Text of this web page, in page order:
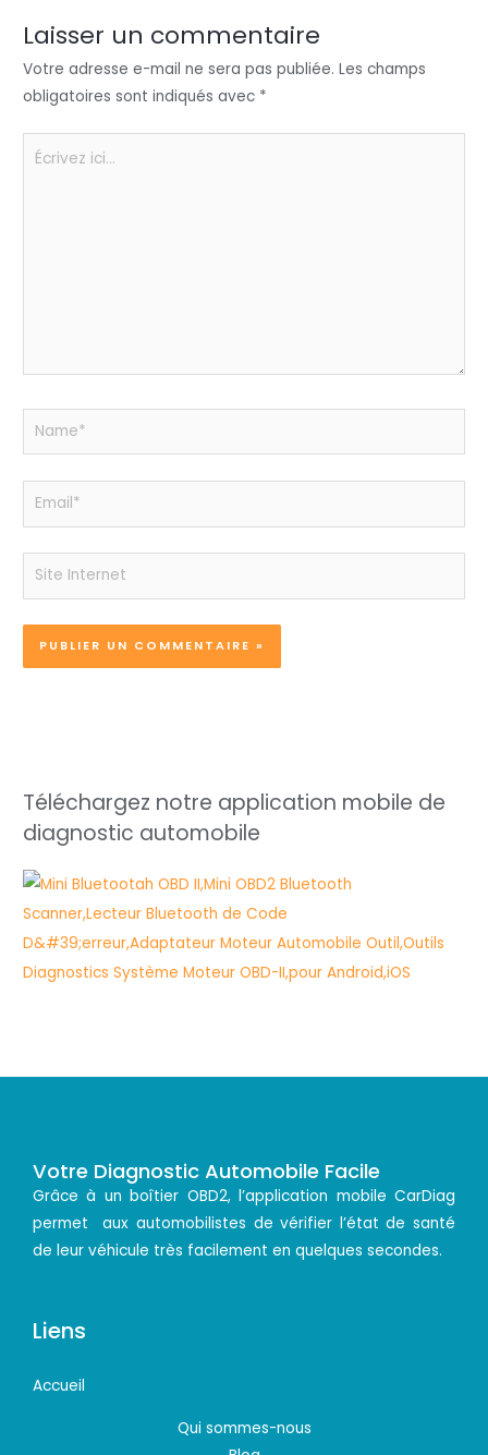
n o
o
k
p
p
er
Laisser un commentaire
Votre adresse e-mail ne sera pas publiée. Les champs
obligatoires sont indiqués avec *
Écrivez
Name*
Email*
Site
Téléchargez notre application mobile de
diagnostic automobile
Votre Diagnostic Automobile Facile
Grâce à un boîtier OBD2, l’application mobile CarDiag
permet aux automobilistes de vérifier l’état de santé
de leur véhicule très facilement en quelques secondes.
Liens
Accueil
Qui sommes-nous